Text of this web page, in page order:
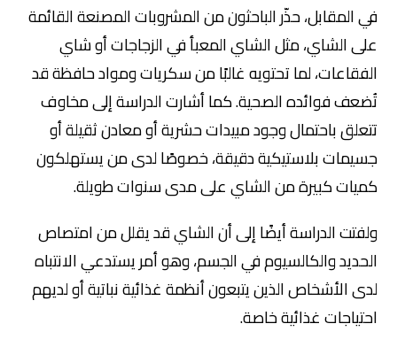
في المقابل، حذّر الباحثون من المشروبات المصنعة القائمة
على الشاي، مثل الشاي المعبأ في الزجاجات أو شاي
الفقاعات، لما تحتويه غالبًا من سكريات ومواد حافظة قد
تُضعف فوائده الصحية. كما أشارت الدراسة إلى مخاوف
تتعلق باحتمال وجود مبيدات حشرية أو معادن ثقيلة أو
جسيمات بلاستيكية دقيقة، خصوصًا لدى من يستهلكون
كميات كبيرة من الشاي على مدى سنوات طويلة.
ولفتت الدراسة أيضًا إلى أن الشاي قد يقلل من امتصاص
الحديد والكالسيوم في الجسم، وهو أمر يستدعي الانتباه
لدى الأشخاص الذين يتبعون أنظمة غذائية نباتية أو لديهم
احتياجات غذائية خاصة.